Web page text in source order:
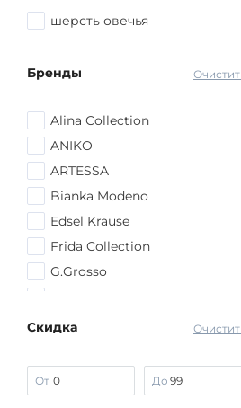
шерсть овечья
Бренды
Alina Collection
ANIKO
ARTESSA
Bianka Modeno
Edsel Krause
Frida Collection
G.Grosso
lava
MIO IMPERATRICE
No name
Скидка
От До